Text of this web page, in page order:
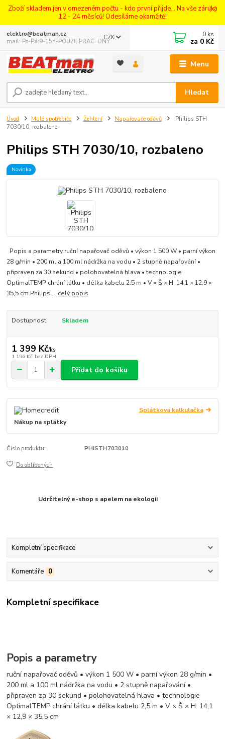
Zboží skladem jen v omezeném počtu - kdo první přijde... Na vše záruka
12 - 24 měsíců! Odesíláme okamžitě!
Menu
CZK
Hledat
elektro@beatman.cz
mail: Po-Pá:9-15h-POUZE PRAC. DNY
0 ks
za 0 Kč
Úvod Malé spotřebiče Žehlení Napařovače oděvů
Philips STH
7030/10, rozbaleno
Philips STH 7030/10, rozbaleno
Novinka
Popis a parametry ruční napařovač oděvů • výkon 1 500 W • parní výkon
28 g/min • 200 ml a 100 ml nádržka na vodu • 2 stupně napařování •
připraven za 30 sekund • polohovatelná hlava • technologie
OptimalTEMP chrání látku • délka kabelu 2,5 m • V × Š × H: 14,1 × 12,9 ×
35,5 cm Philips ... celý popis
Dostupnost Skladem
1 399 Kč/ks
1 156 Kč bez DPH
Přidat do košíku
Splátková kalkulačka
Nákup na splátky
Číslo produktu: PHISTH703010
Do oblíbených
Udržitelný e-shop s apelem na ekologii
Kompletní specifikace
Komentáře 0
Kompletní specifikace
Popis a parametry
ruční napařovač oděvů • výkon 1 500 W • parní výkon 28 g/min •
200 ml a 100 ml nádržka na vodu • 2 stupně napařování •
připraven za 30 sekund • polohovatelná hlava • technologie
OptimalTEMP chrání látku • délka kabelu 2,5 m • V × Š × H: 14,1
× 12,9 × 35,5 cm